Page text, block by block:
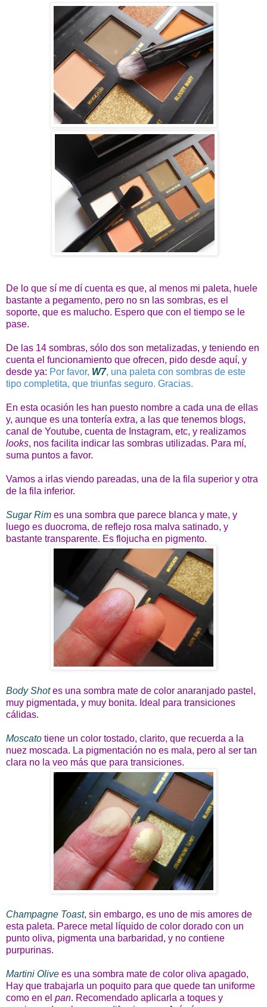
De lo que sí me dí cuenta es que, al menos mi paleta, huele
bastante a pegamento, pero no sn las sombras, es el
soporte, que es malucho. Espero que con el tiempo se le
pase.
De las 14 sombras, sólo dos son metalizadas, y teniendo en
cuenta el funcionamiento que ofrecen, pido desde aquí, y
desde ya: Por favor, W7, una paleta con sombras de este
tipo completita, que triunfas seguro. Gracias.
En esta ocasión les han puesto nombre a cada una de ellas
y, aunque es una tontería extra, a las que tenemos blogs,
canal de Youtube, cuenta de Instagram, etc, y realizamos
looks, nos facilita indicar las sombras utilizadas. Para mí,
suma puntos a favor.
Vamos a irlas viendo pareadas, una de la fila superior y otra
de la fila inferior.
Sugar Rim es una sombra que parece blanca y mate, y
luego es duocroma, de reflejo rosa malva satinado, y
bastante transparente. Es flojucha en pigmento.
Body Shotes una sombra mate de color anaranjado pastel,
muy pigmentada, y muy bonita. Ideal para transiciones
cálidas.
Moscato tiene un color tostado, clarito, que recuerda a la
nuez moscada. La pigmentación no es mala, pero al ser tan
clara no la veo más que para transiciones.
Champagne Toast, sin embargo, es uno de mis amores de
esta paleta. Parece metal líquido de color dorado con un
punto oliva, pigmenta una barbaridad, y no contiene
purpurinas.
Martini Olive es una sombra mate de color oliva apagado,
Hay que trabajarla un poquito para que quede tan uniforme
como en el pan. Recomendado aplicarla a toques y